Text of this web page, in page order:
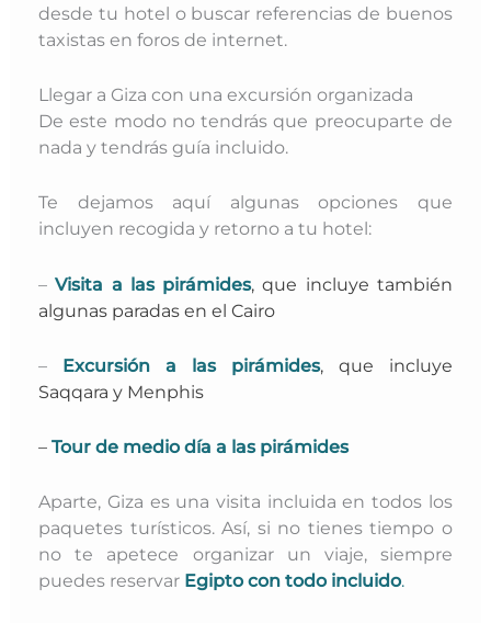
desde tu hotel o buscar referencias de buenos
taxistas en foros de internet.
Llegar a Giza con una excursión organizada
De este modo no tendrás que preocuparte de
nada y tendrás guía incluido.
Te dejamos aquí algunas opciones que
incluyen recogida y retorno a tu hotel:
–Visita a las pirámides, que incluye también
algunas paradas en el Cairo
– Excursión a las pirámides,
que incluye
Saqqara y Menphis
– Tour de medio día a las pirámides
Aparte, Giza es una visita incluida en todos los
paquetes turísticos. Así, si no tienes tiempo o
no te apetece organizar un viaje, siempre
puedes reservar Egipto con todo incluido.